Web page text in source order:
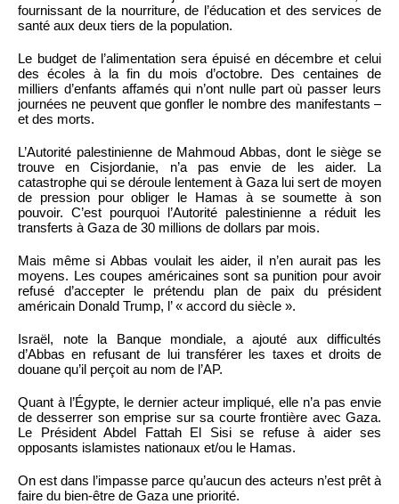
fournissant de la nourriture, de l’éducation et des services de
santé aux deux tiers de la population.
Le budget de l’alimentation sera épuisé en décembre et celui
des écoles à la fin du mois d’octobre. Des centaines de
milliers d’enfants affamés qui n’ont nulle part où passer leurs
journées ne peuvent que gonfler le nombre des manifestants –
et des morts.
L’Autorité palestinienne de Mahmoud Abbas, dont le siège se
trouve en Cisjordanie, n’a pas envie de les aider. La
catastrophe qui se déroule lentement à Gaza lui sert de moyen
de pression pour obliger le Hamas à se soumette à son
pouvoir. C’est pourquoi l’Autorité palestinienne a réduit les
transferts à Gaza de 30 millions de dollars par mois.
Mais même si Abbas voulait les aider, il n’en aurait pas les
moyens. Les coupes américaines sont sa punition pour avoir
refusé d’accepter le prétendu plan de paix du président
américain Donald Trump, l’ « accord du siècle ».
Israël, note la Banque mondiale, a ajouté aux difficultés
d’Abbas en refusant de lui transférer les taxes et droits de
douane qu’il perçoit au nom de l’AP.
Quant à l’Égypte, le dernier acteur impliqué, elle n’a pas envie
de desserrer son emprise sur sa courte frontière avec Gaza.
Le Président Abdel Fattah El Sisi se refuse à aider ses
opposants islamistes nationaux et/ou le Hamas.
On est dans l’impasse parce qu’aucun des acteurs n’est prêt à
faire du bien-être de Gaza une priorité.